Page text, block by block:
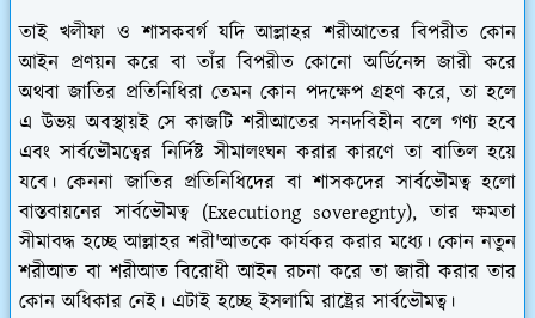
তাই খলীফা ও শাসকবর্গ যদি আল্লাহর শরীআতের বিপরীত কোন
আইন প্রণয়ন করে বা তাঁর বিপরীত কোনো অর্ডিনেন্স জারী করে
অথবা জাতির প্রতিনিধিরা তেমন কোন পদক্ষেপ গ্রহণ করে, তা হলে
এ উভয় অবস্থায়ই সে কাজটি শরীআতের সনদবিহীন বলে গণ্য হবে
এবং সার্বভৌমত্বের নির্দিষ্ট সীমালংঘন করার কারণে তা বাতিল হয়ে
যবে। কেননা জাতির প্রতিনিধিদের বা শাসকদের সার্বভৌমত্ব হলো
বাস্তবায়নের সার্বভৌমত্ব (Executiong soveregnty), তার ক্ষমতা
সীমাবদ্ধ হচ্ছে আল্লাহর শরী'আতকে কার্যকর করার মধ্যে। কোন নতুন
শরীআত বা শরীআত বিরোধী আইন রচনা করে তা জারী করার তার
কোন অধিকার নেই। এটাই হচ্ছে ইসলামি রাষ্ট্রের সার্বভৌমত্ব।